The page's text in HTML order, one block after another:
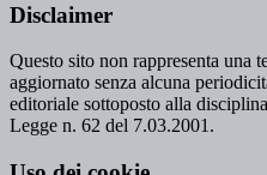
Disclaimer
Questo sito non rappresenta una
aggiornato senza alcuna
editoriale sottoposto alla
Legge n. 62 del 7.03.2001.